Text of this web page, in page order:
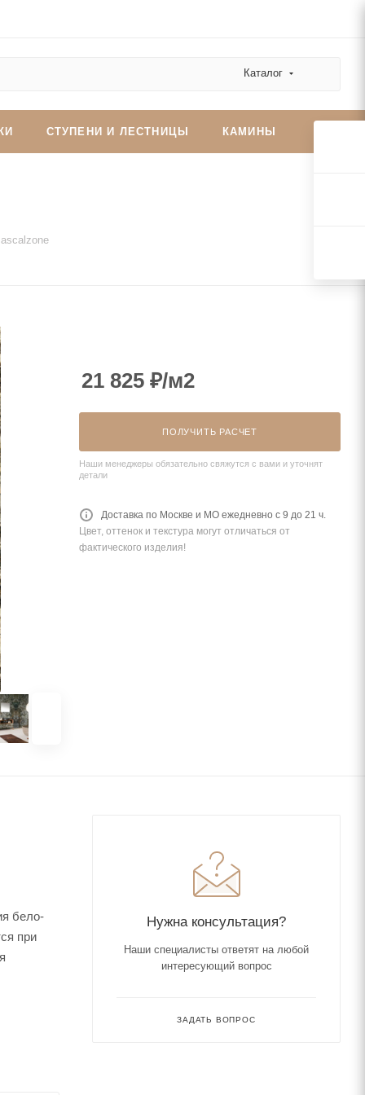
Каталог
СТУПЕНИ И ЛЕСТНИЦЫ КАМИНЫ
21 825 ₽/м2
ПОЛУЧИТЬ РАСЧЕТ
Наши менеджеры обязательно свяжутся с вами и уточнят
детали
Доставка по Москве и МО ежедневно с 9 до 21 ч.
Цвет, оттенок и текстура могут отличаться от
фактического изделия!
бело-
при
Нужна консультация?
Наши специалисты ответят на любой
интересующий вопрос
ЗАДАТЬ ВОПРОС